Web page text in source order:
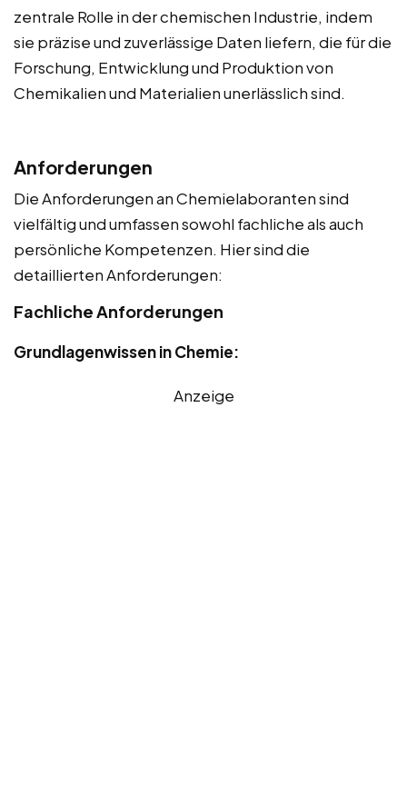
zentrale Rolle in der chemischen Industrie, indem
sie präzise und zuverlässige Daten liefern, die für die
Forschung, Entwicklung und Produktion von
Chemikalien und Materialien unerlässlich sind.
Anforderungen
Die Anforderungen an Chemielaboranten sind
vielfältig und umfassen sowohl fachliche als auch
persönliche Kompetenzen. Hier sind die
detaillierten Anforderungen:
Fachliche Anforderungen
Grundlagenwissen in Chemie:
Anzeige